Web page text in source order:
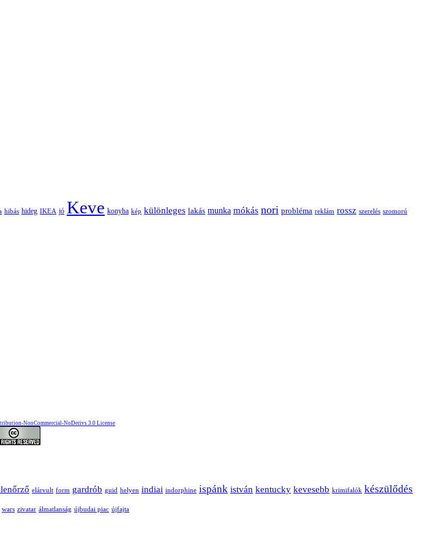
hibás hideg IKEA jó Keve konyha kép különleges lakás munka mókás nori probléma reklám rossz szerelés szomorú
NonCommercial-NoDerivs 3.0 License
elárvult form gardrób guid helyen indiai indorphine ispánk istván kentucky kevesebb krimifalók készülődés
wars zivatar álmatlanság újbudai piac újfajta